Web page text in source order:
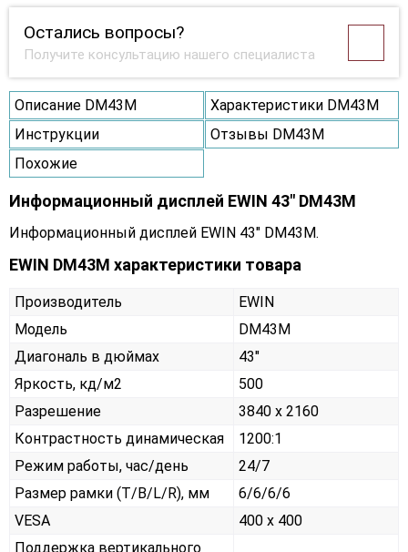
Остались вопросы?
Получите консультацию нашего специалиста
Описание DM43M
Характеристики DM43M
Инструкции
Отзывы DM43M
Похожие
Информационный дисплей EWIN 43" DM43M
Информационный дисплей EWIN 43" DM43M.
EWIN DM43M характеристики товара
Производитель
EWIN
Модель
DM43M
Диагональ в дюймах
43"
Яркость, кд/м2
500
Разрешение
3840 x 2160
Контрастность динамическая
1200:1
Режим работы, час/день
24/7
Размер рамки (T/B/L/R), мм
6/6/6/6
VESA
400 x 400
Поддержка вертикального